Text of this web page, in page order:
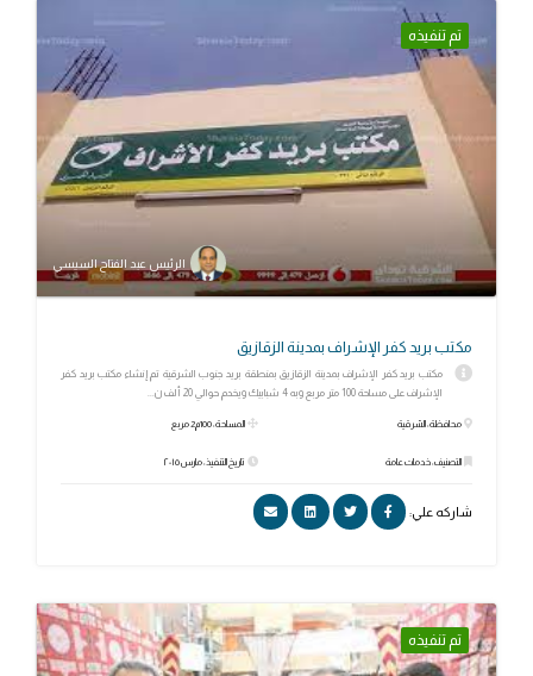
تم تنفيذه
الرئيس عبد الفتاح السيسي
مكتب بريد كفر الإشراف بمدينة الزقازيق
مكتب بريد كفر الإشراف بمدينة الزقازيق بمنطقة بريد جنوب الشرقية تم إنشاء مكتب بريد كفر
الإشراف على مساحة 100 متر مربع وبه 4 شبابيك ويخدم حوالي 20 ألف ن...
محافظة: الشرقية
التصنيف: خدمات عامة
المساحة: 100م2 مربع
تاريخ التنفيذ: مارس ٢٠١٥
شاركه علي:
تم تنفيذه